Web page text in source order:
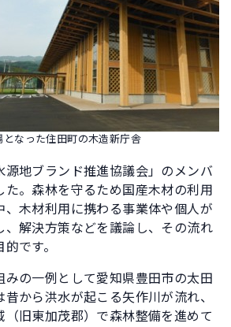
となった住田町の木造新庁舎
源地ブランド推進協議会」のメンバ
た。森林を守るため国産木材の利用
、木材利用に携わる事業体や個人が
、解決方策などを議論し、その流れ
です。
みの一例として愛知県豊田市の太田
から洪水が起こる矢作川が流れ、
（旧東加茂郡）で森林整備を進めて